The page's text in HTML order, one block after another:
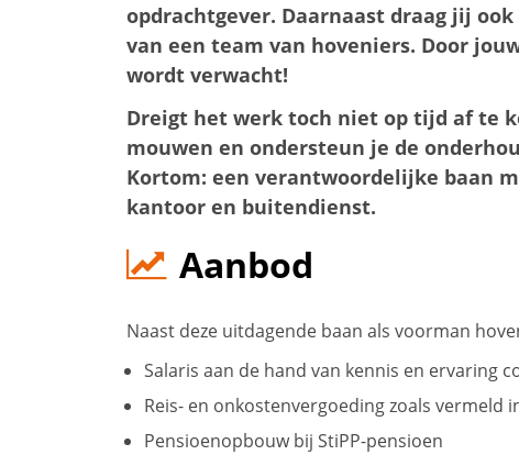
opdrachtgever. Daarnaast draag jij
van een team van hoveniers. Door
wordt verwacht!
Dreigt het werk toch niet op tijd af te
mouwen en ondersteun je de
Kortom: een verantwoordelijke baan
kantoor en buitendienst.
Aanbod
Naast deze uitdagende baan als voorman
Salaris aan de hand van kennis en ervaring
Reis- en onkostenvergoeding zoals vermeld
Pensioenopbouw bij StiPP-pensioen